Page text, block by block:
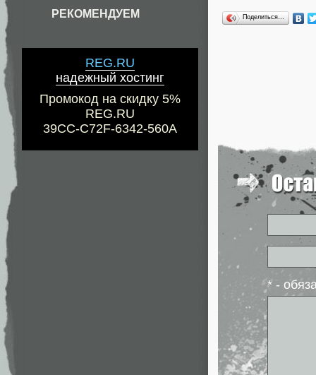
РЕКОМЕНДУЕМ
REG.RU
надежный хостинг
Промокод на скидку 5%
REG.RU
39CC-C72F-6342-560A
Поделиться…
* -